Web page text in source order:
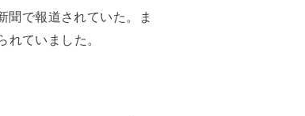
聞で報道されていた。ま
ていました。